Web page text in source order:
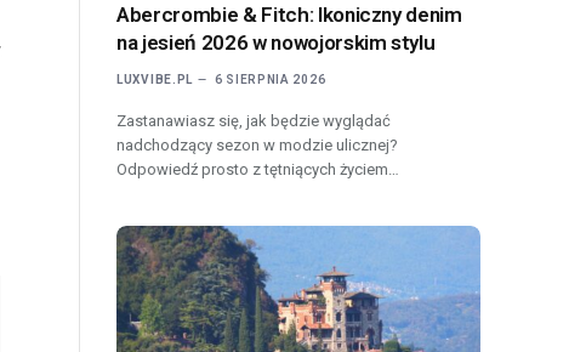
Abercrombie & Fitch: Ikoniczny denim
na jesień 2026 w nowojorskim stylu
LUXVIBE.PL 6 SIERPNIA 2026
Zastanawiasz się, jak będzie wyglądać
nadchodzący sezon w modzie ulicznej?
Odpowiedź prosto z tętniących życiem…